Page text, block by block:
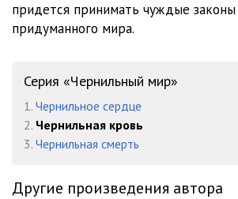
придется принимать чуждые
придуманного мира.
Серия «Чернильный мир»
1. Чернильное сердце
2. Чернильная кровь
3. Чернильная смерть
Другие произведения автора